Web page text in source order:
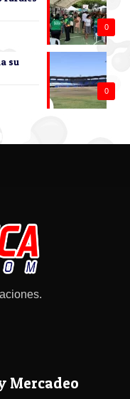
0
0
su
Mercadeo